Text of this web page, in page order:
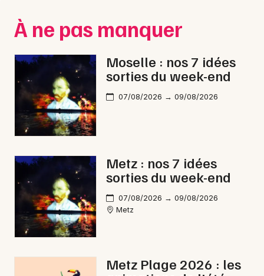
Mon email
Je m'abonne
À ne pas manquer
Moselle : nos 7 idées
sorties du week-end
07/08/2026 → 09/08/2026
Metz : nos 7 idées
sorties du week-end
07/08/2026 → 09/08/2026
Metz
Metz Plage 2026 : les